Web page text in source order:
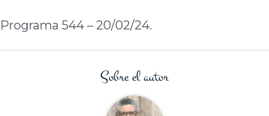
Programa 544 – 20/02/24.
Sobre el autor